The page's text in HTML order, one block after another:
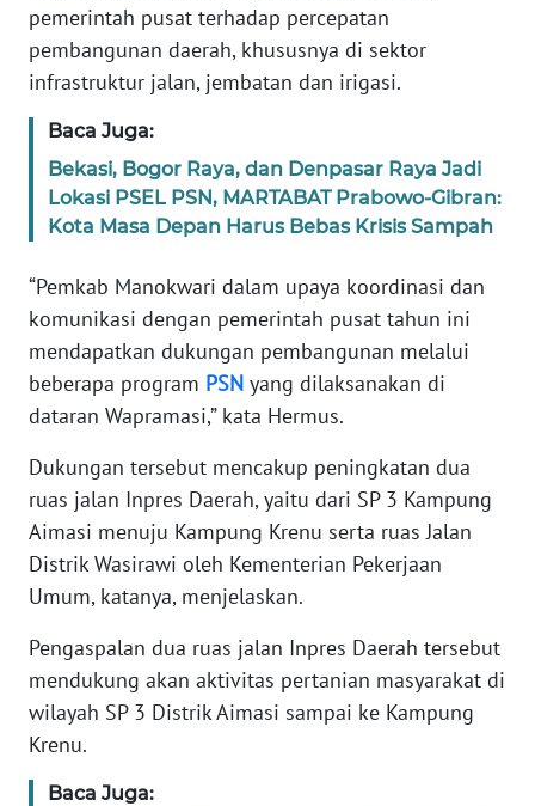
pemerintah pusat terhadap percepatan
pembangunan daerah, khususnya di sektor
infrastruktur jalan, jembatan dan irigasi.
Baca Juga:
Bekasi, Bogor Raya, dan Denpasar Raya Jadi
Lokasi PSEL PSN, MARTABAT Prabowo-Gibran:
Kota Masa Depan Harus Bebas Krisis Sampah
“Pemkab Manokwari dalam upaya koordinasi dan
komunikasi dengan pemerintah pusat tahun ini
mendapatkan dukungan pembangunan melalui
beberapa program PSN yang dilaksanakan di
dataran Wapramasi,” kata Hermus.
Dukungan tersebut mencakup peningkatan dua
ruas jalan Inpres Daerah, yaitu dari SP 3 Kampung
Aimasi menuju Kampung Krenu serta ruas Jalan
Distrik Wasirawi oleh Kementerian Pekerjaan
Umum, katanya, menjelaskan.
Pengaspalan dua ruas jalan Inpres Daerah tersebut
mendukung akan aktivitas pertanian masyarakat di
wilayah SP 3 Distrik Aimasi sampai ke Kampung
Krenu.
Baca Juga:
IKLAN
TENTANG
KAMI
SIBER
REDAKSI
KARIR
DISCLAIMER
Wahana
News
Regional
WN
SUMUT
WN